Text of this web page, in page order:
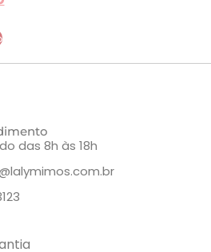
das 8h às 18h